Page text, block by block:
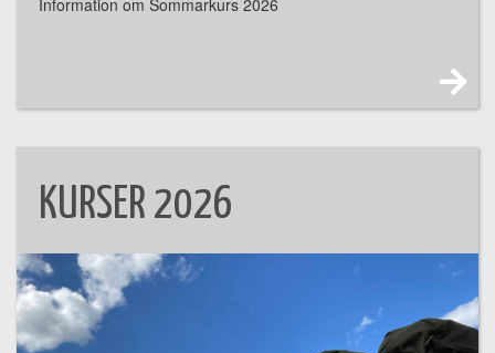
KURSER 2026